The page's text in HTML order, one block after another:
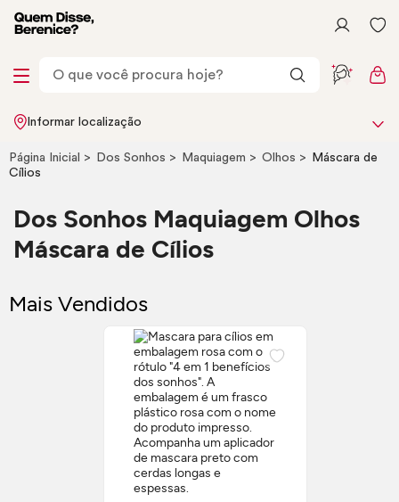
Informar localização
Página Inicial Dos Sonhos Maquiagem Olhos
Máscara de
Cílios
Dos Sonhos Maquiagem Olhos
Máscara de Cílios
Mais Vendidos